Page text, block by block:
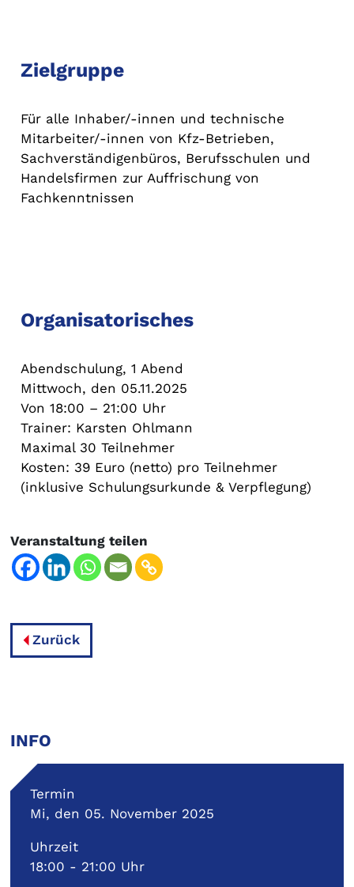
Zielgruppe
Für alle Inhaber/-innen und technische
Mitarbeiter/-innen von Kfz-Betrieben,
Sachverständigenbüros, Berufsschulen und
Handelsfirmen zur Auffrischung von
Fachkenntnissen
Organisatorisches
Abendschulung, 1 Abend
Mittwoch, den 05.11.2025
Von 18:00 – 21:00 Uhr
Trainer: Karsten Ohlmann
Maximal 30 Teilnehmer
Kosten: 39 Euro (netto) pro Teilnehmer
(inklusive Schulungsurkunde & Verpflegung)
Veranstaltung teilen
Zurück
INFO
Termin
Mi, den 05. November 2025
Uhrzeit
18:00 - 21:00 Uhr